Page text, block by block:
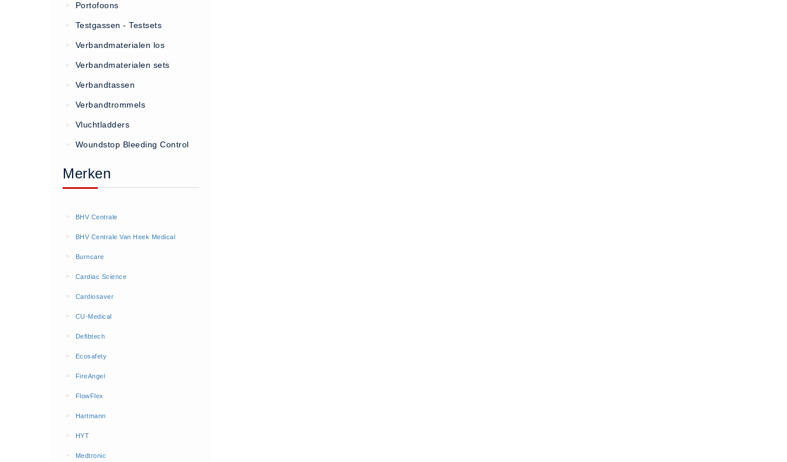
AED apparaten (11)
AED batterijen (12)
AED binnen - buiten kasten (11)
AED elektroden (18)
AED tassen (14)
BHV kasten (5)
BHV kasten (0)
Evacuatie - Zaklampen (0)
Kleding - Hesjes (0)
Brandblusmiddelen
Schuimblussers (6)
Brandmelders
CO melders (2)
> Portofoons
> Testgassen - Testsets
> Verbandmaterialen los
> Verbandmaterialen sets
> Verbandtassen
> Verbandtrommels
> Vluchtladders
> Woundstop Bleeding Control
Merken
> BHV Centrale
> BHV Centrale Van Heek Medical
> Burncare
> Cardiac Science
> Cardiosaver
> CU-Medical
> Defibtech
> Ecosafety
> FireAngel
> FlowFlex
> Hartmann
> HYT
> Medtronic